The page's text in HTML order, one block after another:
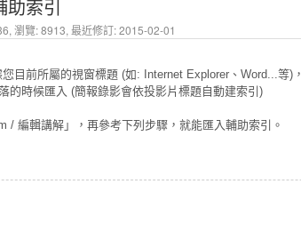
助索引
瀏覽: 8913, 最近修訂: 2015-02-01
目前所屬的視窗標題 (如: Internet Explorer、Word...等)，
的時候匯入 (簡報錄影會依投影片標題自動建索引)
/ 編輯講解」，再參考下列步驟，就能匯入輔助索引。